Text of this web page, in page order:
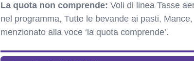
La quota non comprende: Voli di linea Tasse
nel programma, Tutte le bevande ai pasti,
menzionato alla voce ‘la quota comprende’.